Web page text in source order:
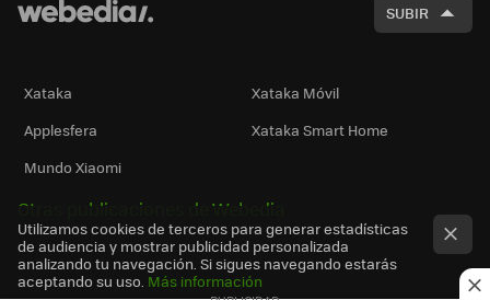
SUBIR
Xataka
Xataka Móvil
Applesfera
Xataka Smart Home
Mundo Xiaomi
Otras publicaciones de Webedia
Utilizamos cookies de terceros para generar estadísticas
de audiencia y mostrar publicidad personalizada
analizando tu navegación. Si sigues navegando estarás
aceptando su uso. Más información